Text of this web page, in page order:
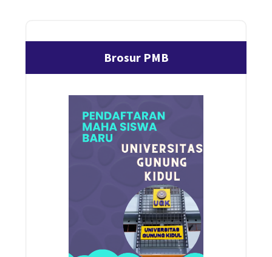
Brosur PMB